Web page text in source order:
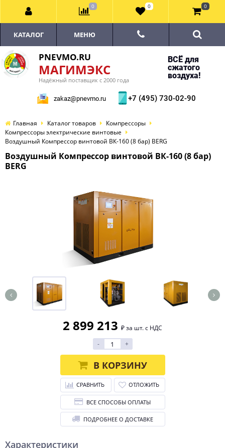
PNEVMO.RU
МАГИМЭКС
Надёжный поставщик с 2000 года
ВСЁ для
сжатого
воздуха!
zakaz@pnevmo.ru +7 (495) 730-02-90
КАТАЛОГ МЕНЮ
Главная Каталог товаров
Компрессоры
Компрессоры электрические винтовые
Воздушный Компрессор винтовой ВК-160 (8 бар) BERG
Воздушный Компрессор винтовой ВК-160 (8 бар)
BERG
Характеристики
2 899 213 ₽ за шт. с НДС
-
+
В КОРЗИНУ
СРАВНИТЬ ОТЛОЖИТЬ
ВСЕ СПОСОБЫ ОПЛАТЫ
ПОДРОБНЕЕ О ДОСТАВКЕ
0 0 0